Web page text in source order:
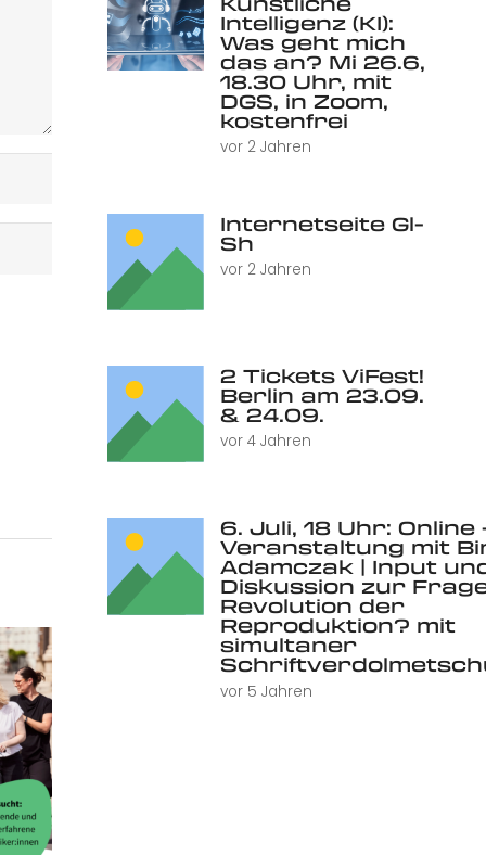
Intelligenz (KI):
Was geht mich
das an? Mi 26.6,
18.30 Uhr, mit
DGS, in Zoom,
kostenfrei
vor 2 Jahren
Internetseite Gl-
Sh
vor 2 Jahren
2 Tickets ViFest!
Berlin am 23.09.
& 24.09.
vor 4 Jahren
6. Juli, 18 Uhr: Online
Veranstaltung mit
Adamczak | Input
Diskussion zur
Revolution der
Reproduktion? mit
simultaner
vor 5 Jahren